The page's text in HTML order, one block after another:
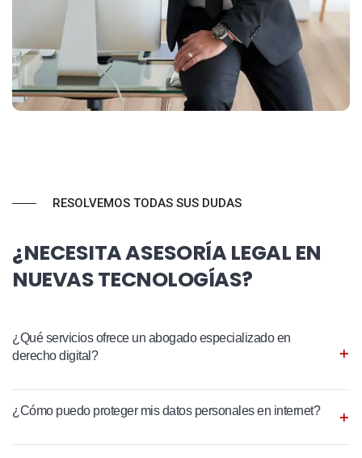
RESOLVEMOS TODAS SUS DUDAS
¿NECESITA ASESORÍA LEGAL EN
NUEVAS TECNOLOGÍAS?
¿Qué servicios ofrece un abogado especializado en
derecho digital?
¿Cómo puedo proteger mis datos personales en internet?